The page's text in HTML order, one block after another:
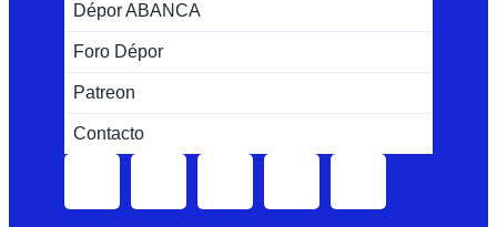
Dépor ABANCA
Foro Dépor
Patreon
Contacto